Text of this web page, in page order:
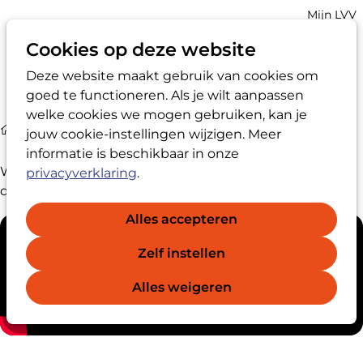
Cookies op deze website
Deze website maakt gebruik van cookies om
goed te functioneren. Als je wilt aanpassen
welke cookies we mogen gebruiken, kan je
jouw cookie-instellingen wijzigen. Meer
informatie is beschikbaar in onze
privacyverklaring.
Alles accepteren
Zelf instellen
Alles weigeren
Zoek
Account
Mijn LVV
Media Film over vertrouwenspersoon
Wat is en doet een vertrouwenspersoon precies? In
deze video geven we een heldere uitleg.